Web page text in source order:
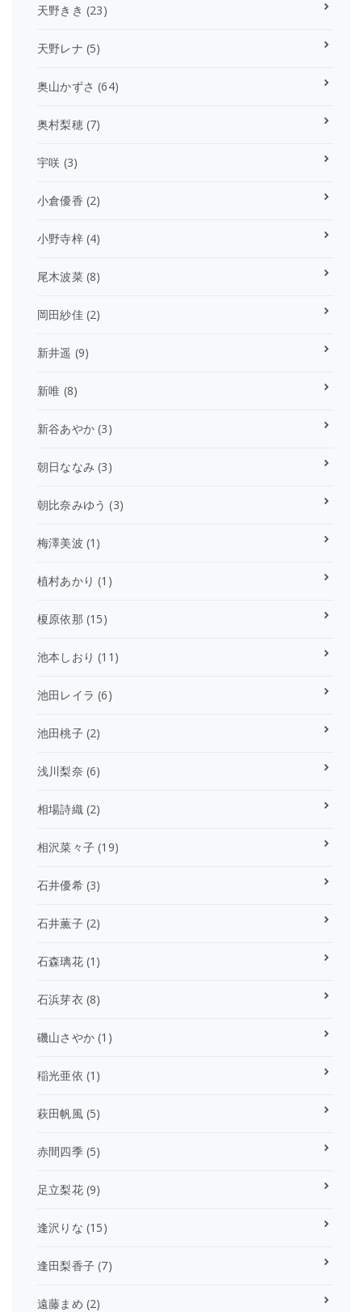
天野きき (23)
天野レナ (5)
奥山かずさ (64)
奥村梨穂(7)
宇咲 (3)
小倉優香 (2)
小野寺梓(4)
尾木波菜(8)
岡田紗佳(2)
新井遥 (9)
新唯 (8)
新谷あやか (3)
朝日ななみ (3)
朝比奈みゆう (3)
梅澤美波 (1)
植村あかり (1)
榎原依那 (15)
池本しおり (11)
池田レイラ (6)
池田桃子(2)
浅川梨奈 (6)
相場詩織(2)
相沢菜々子 (19)
石井優希(3)
石井薫子(2)
石森璃花(1)
石浜芽衣 (8)
磯山さやか (1)
稲光亜依 (1)
萩田帆風(5)
赤間四季(5)
足立梨花(9)
逢沢りな (15)
逢田梨香子 (7)
遠藤まめ (2)